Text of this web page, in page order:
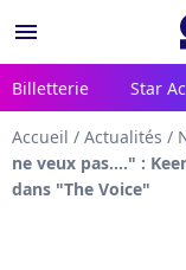
menu
Billetterie Star
Accueil / Actualités /
ne veux pas...." :
dans "The Voice"